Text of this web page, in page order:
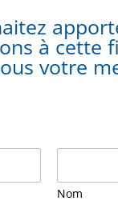
à cette
votre
Nom